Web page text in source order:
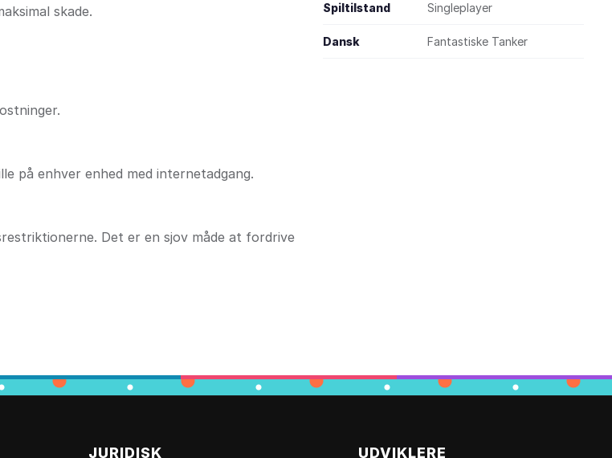
skade.
på enhver enhed med internetadgang.
Det er en sjov måde at fordrive
Spiltilstand Singleplayer
Dansk Fantastiske Tanker
JURIDISK UDVIKLERE